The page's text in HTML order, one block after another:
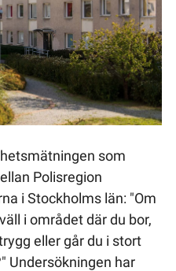
som
Polisregion
i Stockholms län: "Om
i området där du bor,
eller går du i stort
Undersökningen har